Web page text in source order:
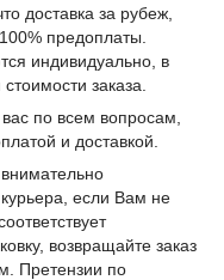
доставка за рубеж,
предоплаты.
индивидуально, в
заказа.
по всем вопросам,
и доставкой.
курьера, если Вам не
возвращайте заказ
Претензии по